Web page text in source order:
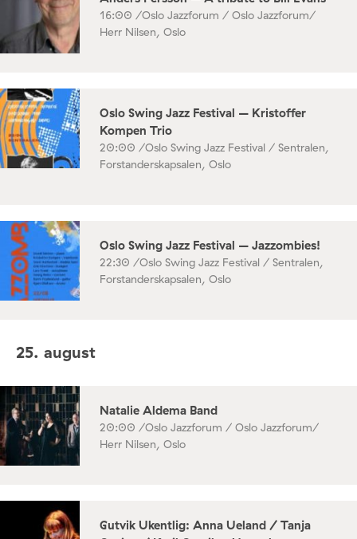
16:00 /Oslo Jazzforum / Oslo Jazzforum/
Herr Nilsen, Oslo
Oslo Swing Jazz Festival – Kristoffer
Kompen Trio
20:00 /Oslo Swing Jazz Festival / Sentralen,
Forstanderskapsalen, Oslo
Oslo Swing Jazz Festival – Jazzombies!
22:30 /Oslo Swing Jazz Festival / Sentralen,
Forstanderskapsalen, Oslo
25. august
Natalie Aldema Band
20:00 /Oslo Jazzforum / Oslo Jazzforum/
Herr Nilsen, Oslo
Gutvik Ukentlig: Anna Ueland / Tanja